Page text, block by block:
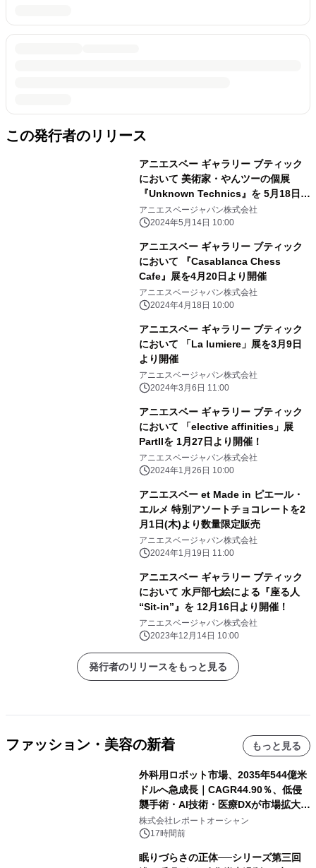
この発行者のリリース
アニエスベー ギャラリー ブティック
において 美術家・やんツーの個展
『Unknown Technics』を 5月18日
(土)から6月16日(日)まで開催
アニエスベージャパン株式会社
2024年5月14日 10:00
アニエスベー ギャラリー ブティック
において 『Casablanca Chess
Cafe』展を4月20日より開催
アニエスベージャパン株式会社
2024年4月18日 10:00
アニエスベー ギャラリー ブティック
において 「La lumiere」展を3月9日
より開催
アニエスベージャパン株式会社
2024年3月6日 11:00
アニエスベー ギャラリー ブティック
において 「elective affinities」展
PartIIを 1月27日より開催！
アニエスベージャパン株式会社
2024年1月26日 10:00
アニエスベー et Made in ピエール・
エルメ 特別アソートチョコレートを2
月1日(木)より数量限定販売
アニエスベージャパン株式会社
2024年1月19日 11:00
アニエスベー ギャラリー ブティック
において 水戸部七絵による『座る人
“Sit-in”』を 12月16日より開催！
アニエスベージャパン株式会社
2023年12月14日 10:00
発行者のリリースをもっと見る
ファッション・美容の新着 もっと見る
外科用ロボット市場、2035年544億米
ドルへ急成長｜CAGR44.90％、低侵
襲手術・AI技術・医療DXが市場拡大を
牽引
株式会社レポートオーシャン
17時間前
眠りづらさの正体──シリーズ第三回